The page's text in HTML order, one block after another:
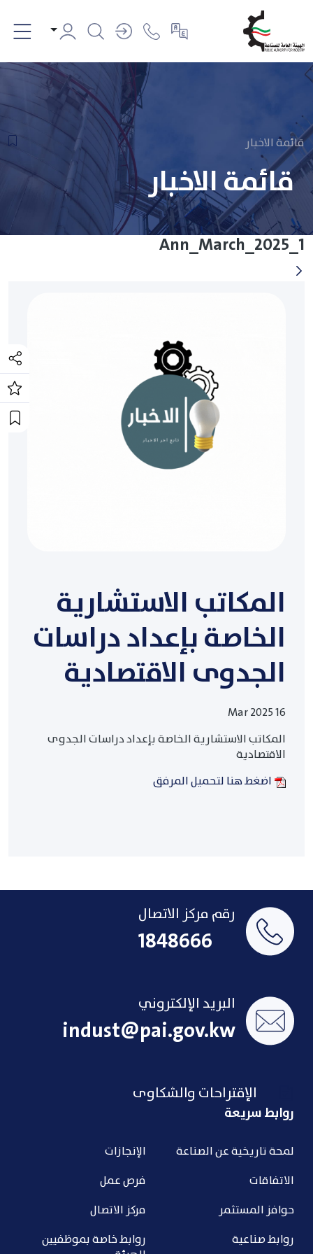
قائمة الاخبار
قائمة الاخبار
Ann_March_2025_1
المكاتب الاستشارية
الخاصة بإعداد دراسات
الجدوى الاقتصادية
16 Mar 2025
المكاتب الاستشارية الخاصة بإعداد دراسات الجدوى
الاقتصادية
اضغط هنا لتحميل المرفق
رقم مركز الاتصال
1848666
البريد الإلكتروني
indust@pai.gov.kw
الإقتراحات والشكاوى
روابط سريعة
لمحة تاريخية عن الصناعة
الاتفاقات
حوافز المستثمر
روابط صناعية
الإنجازات
فرص عمل
مركز الاتصال
روابط خاصة بموظفيين